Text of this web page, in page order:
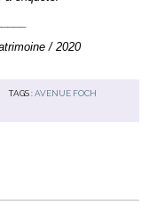
/ 2020
TAGS :AVENUE FOCH